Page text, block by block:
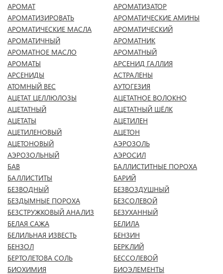
АРОМАТ
АРОМАТИЗАТОР
АРОМАТИЗИРОВАТЬ
АРОМАТИЧЕСКИЕ АМИНЫ
АРОМАТИЧЕСКИЕ МАСЛА
АРОМАТИЧЕСКИЙ
АРОМАТИЧНЫЙ
АРОМАТНИК
АРОМАТНОЕ МАСЛО
АРОМАТНЫЙ
АРОМАТЫ
АРСЕНИД ГАЛЛИЯ
АРСЕНИДЫ
АСТРАЛЕНЫ
АТОМНЫЙ ВЕС
АУТОГЕЗИЯ
АЦЕТАТ ЦЕЛЛЮЛОЗЫ
АЦЕТАТНОЕ ВОЛОКНО
АЦЕТАТНЫЙ
АЦЕТАТНЫЙ ШЁЛК
АЦЕТАТЫ
АЦЕТИЛЕН
АЦЕТИЛЕНОВЫЙ
АЦЕТОН
АЦЕТОНОВЫЙ
АЭРОЗОЛЬ
АЭРОЗОЛЬНЫЙ
АЭРОСИЛ
БАВ
БАЛЛИСТИТНЫЕ ПОРОХА
БАЛЛИСТИТЫ
БАРИЙ
БЕЗВОДНЫЙ
БЕЗВОЗДУШНЫЙ
БЕЗДЫМНЫЕ ПОРОХА
БЕЗСОЛЕВОЙ
БЕЗСТРУЖКОВЫЙ АНАЛИЗ
БЕЗУХАННЫЙ
БЕЛАЯ САЖА
БЕЛИЛА
БЕЛИЛЬНАЯ ИЗВЕСТЬ
БЕНЗИН
БЕНЗОЛ
БЕРКЛИЙ
БЕРТОЛЕТОВА СОЛЬ
БЕССОЛЕВОЙ
БИОХИМИЯ
БИОЭЛЕМЕНТЫ